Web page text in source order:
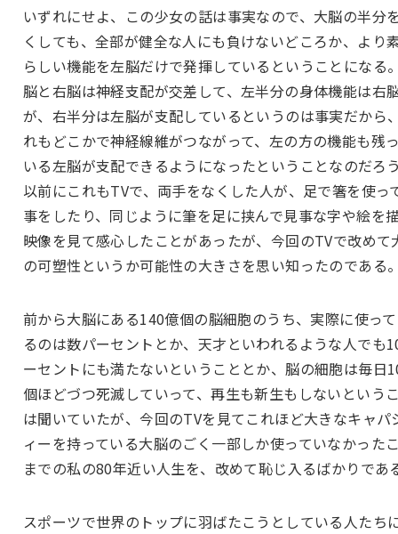
いずれにせよ、この少女の話は事実なので、大脳の半分
くしても、全部が健全な人にも負けないどころか、より
らしい機能を左脳だけで発揮しているということになる
脳と右脳は神経支配が交差して、左半分の身体機能は右
が、右半分は左脳が支配しているというのは事実だから
れもどこかで神経線維がつながって、左の方の機能も残
いる左脳が支配できるようになったということなのだろ
以前にこれもTVで、両手をなくした人が、足で箸を使っ
事をしたり、同じように筆を足に挟んで見事な字や絵を
映像を見て感心したことがあったが、今回のTVで改めて
の可塑性というか可能性の大きさを思い知ったのである
前から大脳にある140億個の脳細胞のうち、実際に使っ
るのは数パーセントとか、天才といわれるような人でも
ーセントにも満たないということとか、脳の細胞は毎日
個ほどづつ死滅していって、再生も新生もしないという
は聞いていたが、今回のTVを見てこれほど大きなキャパ
ィーを持っている大脳のごく一部しか使っていなかった
までの私の80年近い人生を、改めて恥じ入るばかりであ
スポーツで世界のトップに羽ばたこうとしている人たち